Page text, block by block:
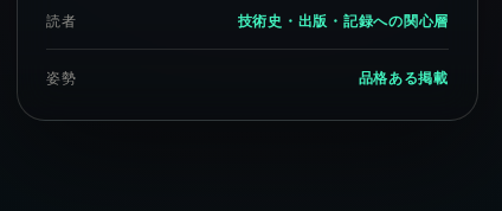
読者 技術史・出版・記録への関心層
姿勢 品格ある掲載